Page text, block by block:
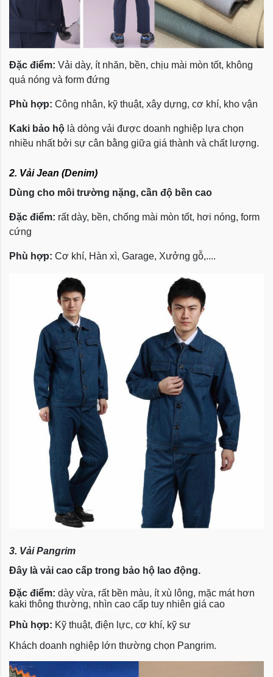
Đặc điểm: Vải dày, ít nhăn, bền, chịu mài mòn tốt, không
quá nóng và form đứng
Phù hợp: Công nhân, kỹ thuật, xây dựng, cơ khí, kho vận
Kaki bảo hộ là dòng vải được doanh nghiệp lựa chọn
nhiều nhất bởi sự cân bằng giữa giá thành và chất lượng.
2. Vải Jean (Denim)
Dùng cho môi trường nặng, cần độ bền cao
Đặc điểm: rất dày, bền, chống mài mòn tốt, hơi nóng, form
cứng
Phù hợp: Cơ khí, Hàn xì, Garage, Xưởng gỗ,....
3. Vải Pangrim
Đây là vải cao cấp trong bảo hộ lao động.
Đặc điểm: dày vừa, rất bền màu, ít xù lông, mặc mát hơn
kaki thông thường, nhìn cao cấp tuy nhiên giá cao
Phù hợp: Kỹ thuật, điện lực, cơ khí, kỹ sư
Khách doanh nghiệp lớn thường chọn Pangrim.